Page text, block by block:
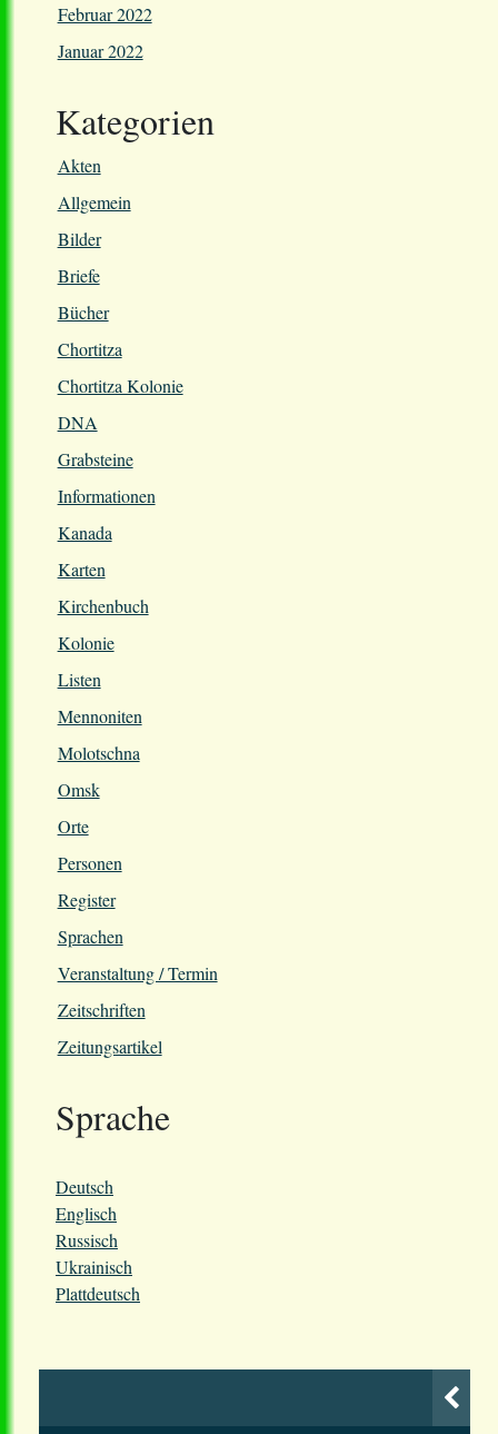
Februar 2022
Januar 2022
Kategorien
Akten
Allgemein
Bilder
Briefe
Bücher
Chortitza
Chortitza Kolonie
DNA
Grabsteine
Informationen
Kanada
Karten
Kirchenbuch
Kolonie
Listen
Mennoniten
Molotschna
Omsk
Orte
Personen
Register
Sprachen
Veranstaltung / Termin
Zeitschriften
Zeitungsartikel
Sprache
Deutsch
Englisch
Russisch
Ukrainisch
Plattdeutsch